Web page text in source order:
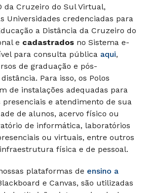
da Cruzeiro do Sul Virtual,
Universidades credenciadas para
a Distância da Cruzeiro do
e cadastrados no Sistema e-
para consulta pública aqui,
de graduação e pós-
Para isso, os Polos
de instalações adequadas para
presenciais e atendimento de sua
de alunos, acervo físico ou
de informática, laboratórios
ou virtuais, entre outros
física e de pessoal.
plataformas de ensino a
e Canvas, são utilizadas